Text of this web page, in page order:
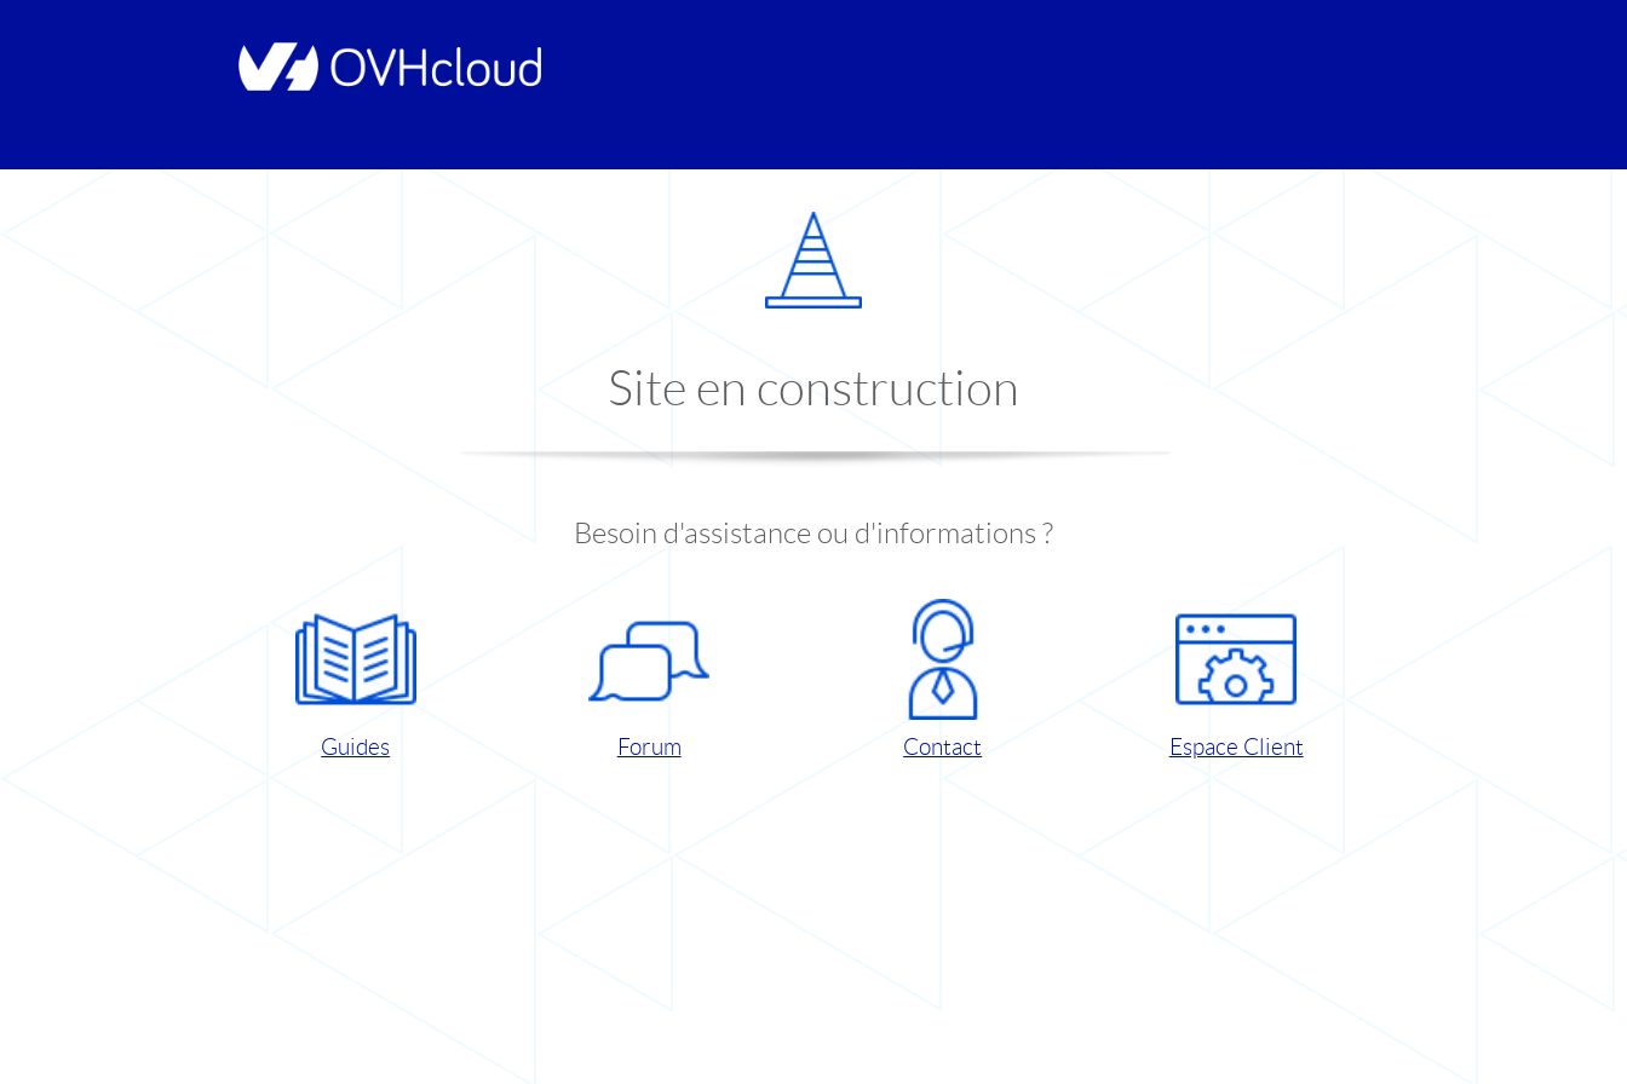
Site en construction
Besoin d'assistance ou d'informations ?
Guides Forum Contact Espace Client